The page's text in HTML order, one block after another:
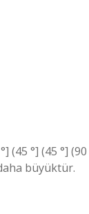
(45 °] (45 °] (90
büyüktür.